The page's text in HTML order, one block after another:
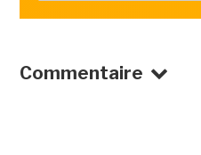
Commentaire